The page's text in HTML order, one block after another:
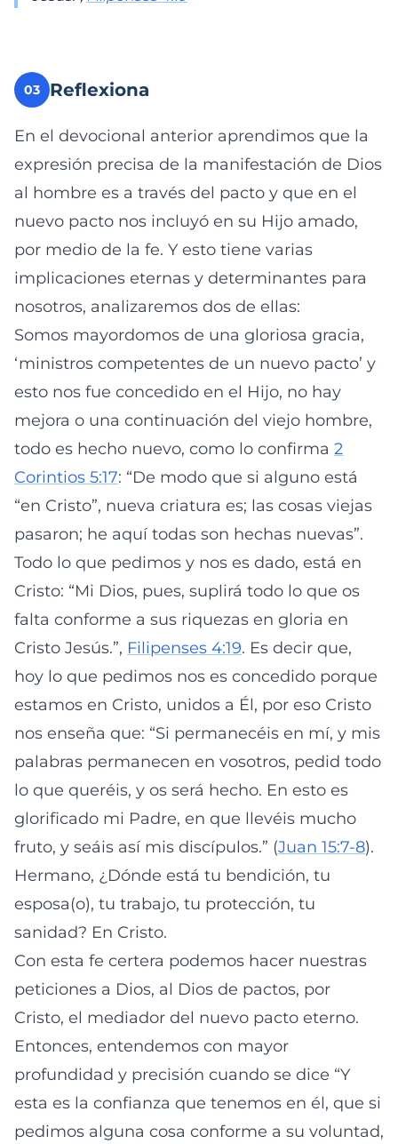
03 Reflexiona
En el devocional anterior aprendimos que la
expresión precisa de la manifestación de Dios
al hombre es a través del pacto y que en el
nuevo pacto nos incluyó en su Hijo amado,
por medio de la fe. Y esto tiene varias
implicaciones eternas y determinantes para
nosotros, analizaremos dos de ellas:
Somos mayordomos de una gloriosa gracia,
‘ministros competentes de un nuevo pacto’ y
esto nos fue concedido en el Hijo, no hay
mejora o una continuación del viejo hombre,
todo es hecho nuevo, como lo confirma 2
Corintios 5:17: “De modo que si alguno está
“en Cristo”, nueva criatura es; las cosas viejas
pasaron; he aquí todas son hechas nuevas”.
Todo lo que pedimos y nos es dado, está en
Cristo: “Mi Dios, pues, suplirá todo lo que os
falta conforme a sus riquezas en gloria en
Cristo Jesús.”, Filipenses 4:19. Es decir que,
hoy lo que pedimos nos es concedido porque
estamos en Cristo, unidos a Él, por eso Cristo
nos enseña que: “Si permanecéis en mí, y mis
palabras permanecen en vosotros, pedid todo
lo que queréis, y os será hecho. En esto es
glorificado mi Padre, en que llevéis mucho
fruto, y seáis así mis discípulos.” (Juan 15:7-8).
Hermano, ¿Dónde está tu bendición, tu
esposa(o), tu trabajo, tu protección, tu
sanidad? En Cristo.
Con esta fe certera podemos hacer nuestras
peticiones a Dios, al Dios de pactos, por
Cristo, el mediador del nuevo pacto eterno.
Entonces, entendemos con mayor
profundidad y precisión cuando se dice “Y
esta es la confianza que tenemos en él, que si
pedimos alguna cosa conforme a su voluntad,